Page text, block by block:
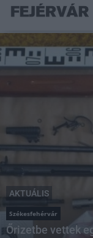
AKTUÁLIS
Székesfehérvár
Őrizetbe vettek